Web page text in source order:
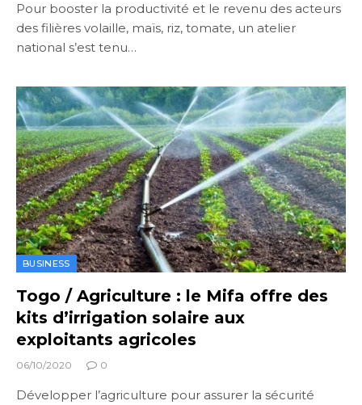
Pour booster la productivité et le revenu des acteurs
des filières volaille, maïs, riz, tomate, un atelier
national s’est tenu…
BUSINESS
Togo / Agriculture : le Mifa offre des
kits d’irrigation solaire aux
exploitants agricoles
06/10/2020 0
Développer l’agriculture pour assurer la sécurité